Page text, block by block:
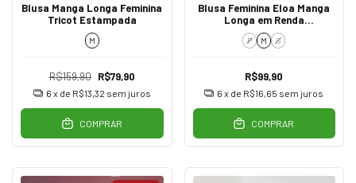
Blusa Manga Longa Feminina
Tricot Estampada
M
R$159,90 R$79,90
6 x de R$13,32 sem juros
COMPRAR
Blusa Feminina Eloa Manga
Longa em Renda
Transparente Black
P M G
R$99,90
6 x de R$16,65 sem juros
COMPRAR